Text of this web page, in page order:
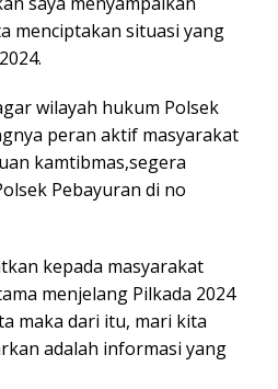
menciptakan situasi yang
wilayah hukum Polsek
peran aktif masyarakat
kamtibmas,segera
Pebayuran di no
kepada masyarakat
menjelang Pilkada 2024
maka dari itu, mari kita
adalah informasi yang